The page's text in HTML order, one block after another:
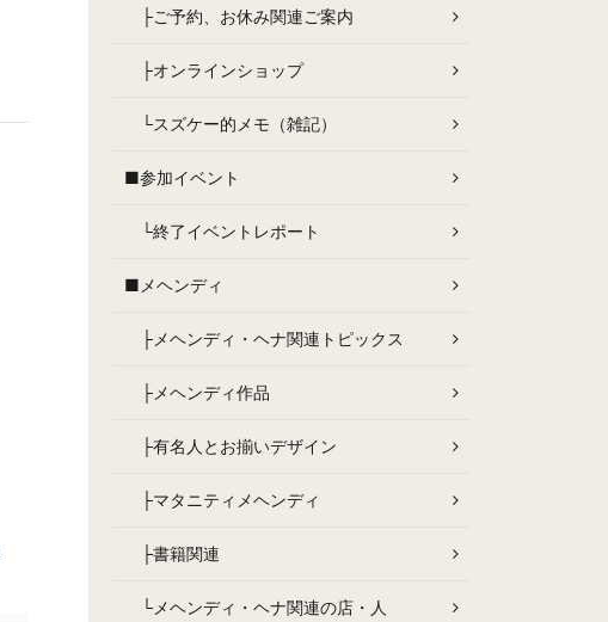
├ご予約、お休み関連ご案内
├オンラインショップ
└スズケー的メモ（雑記）
■参加イベント
└終了イベントレポート
■メヘンディ
├メヘンディ・ヘナ関連トピックス
├メヘンディ作品
├有名人とお揃いデザイン
├マタニティメヘンディ
├書籍関連
└メヘンディ・ヘナ関連の店・人